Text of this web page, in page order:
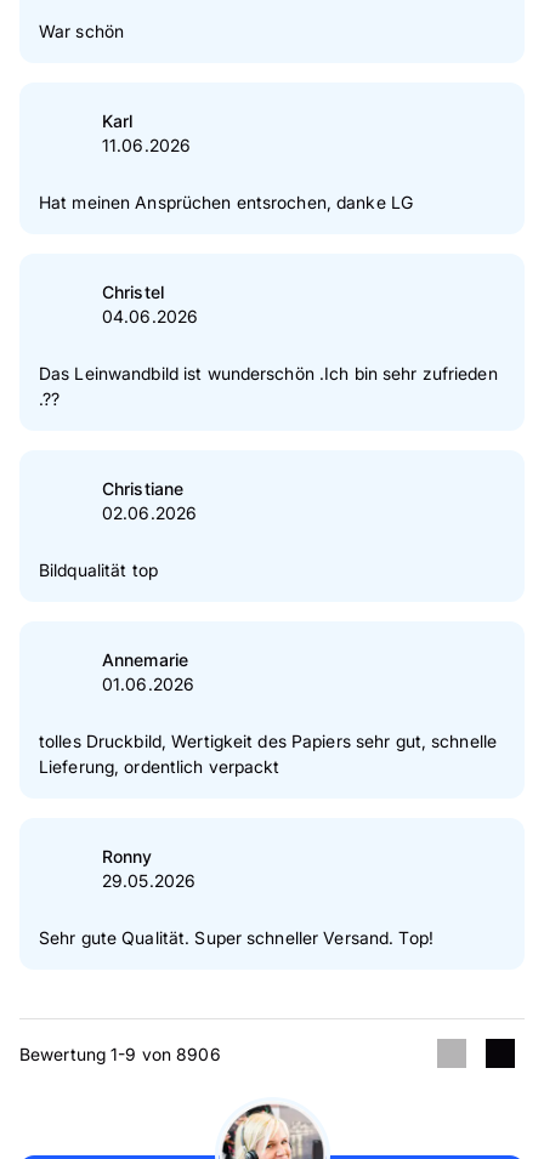
War schön
Karl
11.06.2026
Hat meinen Ansprüchen entsrochen, danke LG
Christel
04.06.2026
Das Leinwandbild ist wunderschön .Ich bin sehr zufrieden
.??
Christiane
02.06.2026
Bildqualität top
Annemarie
01.06.2026
tolles Druckbild, Wertigkeit des Papiers sehr gut, schnelle
Lieferung, ordentlich verpackt
Ronny
29.05.2026
Sehr gute Qualität. Super schneller Versand. Top!
Bewertung 1-9 von 8906